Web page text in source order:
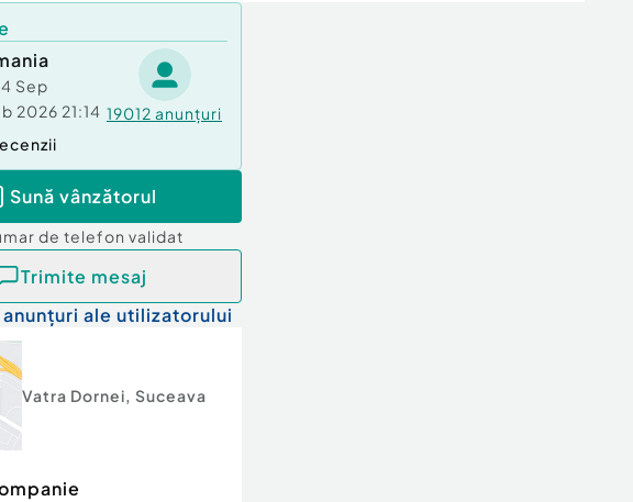
4 Sep
2026 21:14 19012 anunțuri
Sună vânzătorul
de telefon validat
Trimite mesaj
ale utilizatorului
Vatra Dornei, Suceava